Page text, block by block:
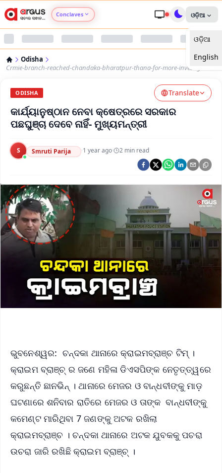
Conclaves
Argus Nari Shakti
Argus Health Connect
Argus Swaad Odisha
Argus Chalo Dekhein Apna Desh
ଓଡ଼ିଆ
ଓଡ଼ିଆ
English
Odisha
Crmie-branch-reached-chandaka-bharatpur-thana-for-more-investigation
ODISHA Translate
କାର୍ଯ୍ୟାନୁଷ୍ଠାନ ନେବା କ୍ଷେତ୍ରରେ ସରକାର
ପଛଘୁଞ୍ଚା ଦେବେ ନାହିଁ- ମୁଖ୍ୟମନ୍ତ୍ରୀ
S Smruti Parija ·1 year ago· 2 min read
ଭୁବନେଶ୍ୱର: ଚନ୍ଦକା ଥାନାରେ କ୍ରାଇମବ୍ରାଞ୍ଚ ଟିମ୍ ।
କ୍ରାଇମ ବ୍ରାଞ୍ଚ୍ ର ଜଣେ ମହିଳା ଡିଏସପିଙ୍କ ନେତୃତ୍ତ୍ୱରେ
କରୁଛନ୍ତି ଛାନଭିନ୍ । ଥାନାରେ ମେଜର ଓ ବାନ୍ଧବୀଙ୍କୁ ମାଡ଼
ଘଟଣାରେ ଶନିବାର ରାତିରେ ମେଜର ଓ ତାଙ୍କ ବାନ୍ଧବୀଙ୍କୁ
କମେଣ୍ଟ ମାରିଥିବା 7 ଜଣଙ୍କୁ ଅଟକ ରଖିଲା
କ୍ରାଇମବ୍ରାଞ୍ଚ । ଚନ୍ଦକା ଥାନାରେ ଅଟକ ଯୁବକକୁ ପଚରା
ଉଚରା ଜାରି ରଖିଛି କ୍ରାଇମ ବ୍ରାଞ୍ଚ୍ ।